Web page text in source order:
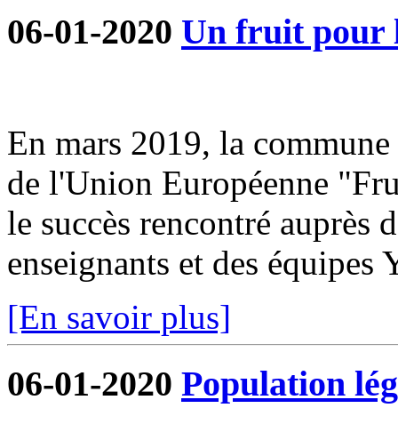
06-01-2020 Un fruit pour
En mars 2019, la
de l'Union Européenne
le succès rencontré auprès
enseignants et des
[En savoir plus]
06-01-2020 Population